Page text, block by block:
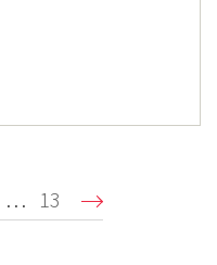
… Dernière
page
13